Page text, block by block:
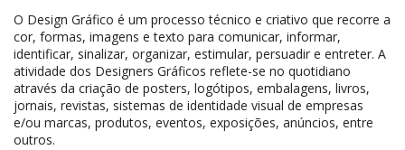
O Design Gráfico é um processo técnico e criativo que recorre a
cor, formas, imagens e texto para comunicar, informar,
identificar, sinalizar, organizar, estimular, persuadir e entreter. A
atividade dos Designers Gráficos reflete-se no quotidiano
através da criação de posters, logótipos, embalagens, livros,
jornais, revistas, sistemas de identidade visual de empresas
e/ou marcas, produtos, eventos, exposições, anúncios, entre
outros.